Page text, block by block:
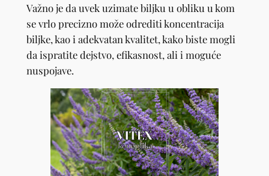
Važno je da uvek uzimate biljku u obliku u kom
se vrlo precizno može odrediti koncentracija
biljke, kao i adekvatan kvalitet, kako biste mogli
da ispratite dejstvo, efikasnost, ali i moguće
nuspojave.